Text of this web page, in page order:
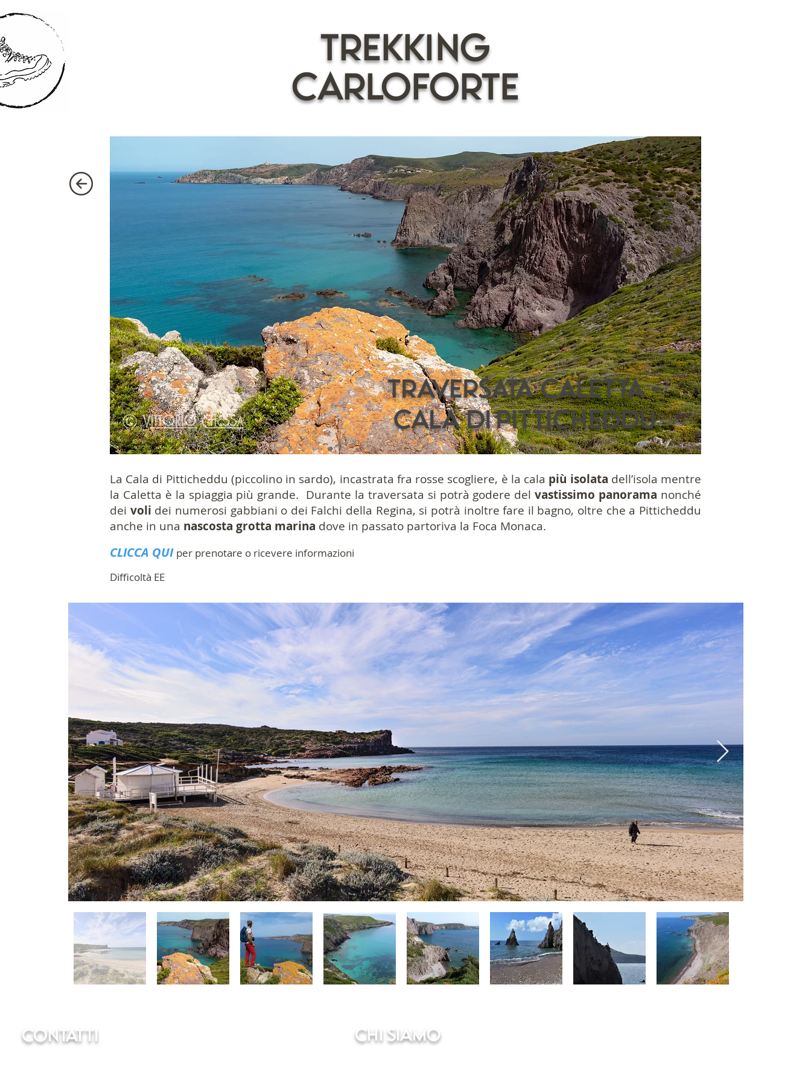
trekking
CARLOFORTE
Traversata Caletta -
Cala di Pitticheddu
La Cala di Pitticheddu (piccolino in sardo), incastrata fra rosse scogliere, è la cala più isolata dell’isola mentre
la Caletta è la spiaggia più grande. Durante la traversata si potrà godere delvastissimo panorama nonché
dei voli dei numerosi gabbiani o dei Falchi della Regina, si potrà inoltre fare il bagno, oltre che a Pitticheddu
anche in una nascosta grotta marina dove in passato partoriva la Foca Monaca.
CLICCA QUI per prenotare o ricevere informazioni
Difficoltà EE
CONTATTI CHI SIAMO